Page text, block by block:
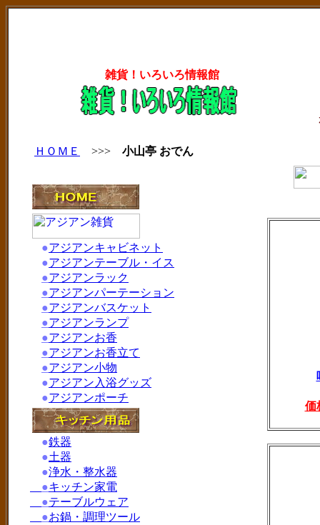
雑貨！いろいろ情報館
ＨＯＭＥ >>> 小山亭 おでん
価
●アジアンキャビネット
●アジアンテーブル・イス
●アジアンラック
●アジアンパーテーション
●アジアンバスケット
●アジアンランプ
●アジアンお香
●アジアンお香立て
●アジアン小物
●アジアン入浴グッズ
●アジアンポーチ
●鉄器
●土器
●浄水・整水器
●キッチン家電
●テーブルウェア
●お鍋・調理ツール